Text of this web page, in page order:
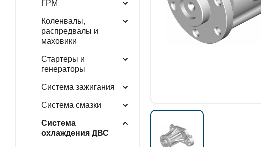
ГРМ
Коленвалы,
распредвалы и
маховики
Стартеры и
генераторы
Система зажигания
Система смазки
Система
охлаждения ДВС